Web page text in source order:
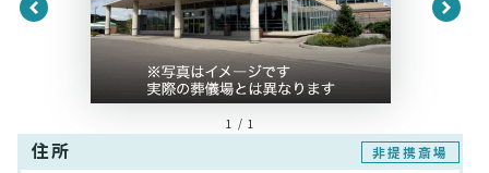
1 / 1
住所 非提携斎場